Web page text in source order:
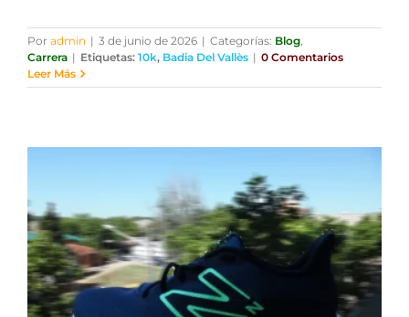
Por admin | 3 de junio de 2026 | Categorías: Blog,
Carrera | Etiquetas: 10k, Badia Del Vallès | 0 Comentarios
Leer Más